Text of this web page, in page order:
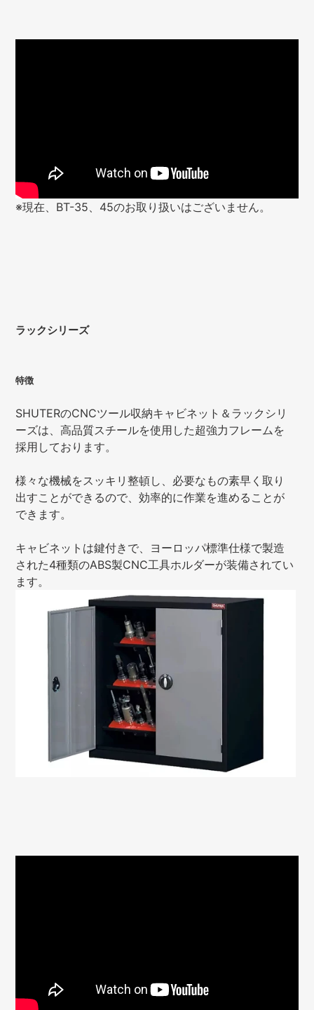
※現在、BT-35、45のお取り扱いはございません。
ラックシリーズ
特徴
SHUTERのCNCツール収納キャビネット＆ラックシリ
ーズは、高品質スチールを使用した超強力フレームを
採用しております。
様々な機械をスッキリ整頓し、必要なもの素早く取り
出すことができるので、効率的に作業を進めることが
できます。
キャビネットは鍵付きで、ヨーロッパ標準仕様で製造
された4種類のABS製CNC工具ホルダーが装備されてい
ます。